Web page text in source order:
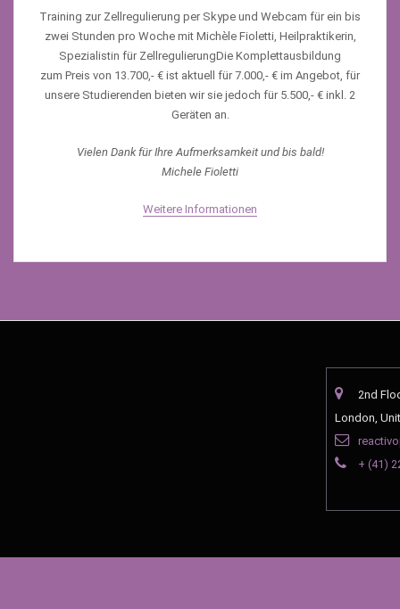
Training zur Zellregulierung per Skype und Webcam für ein bis
zwei Stunden pro Woche mit Michèle Fioletti, Heilpraktikerin,
Spezialistin für ZellregulierungDie Komplettausbildung
zum Preis von 13.700,- € ist aktuell für 7.000,- € im Angebot, für
unsere Studierenden bieten wir sie jedoch für 5.500,- € inkl. 2
Geräten an.
Vielen Dank für Ihre Aufmerksamkeit und bis bald!
Michele Fioletti
Weitere Informationen
2nd
London,
+ (41)